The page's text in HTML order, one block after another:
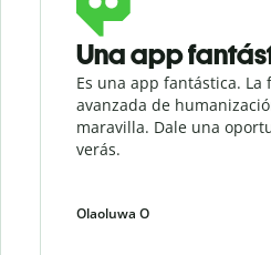
Una app
Es una app fantástica.
avanzada de
maravilla. Dale una
verás.
Olaoluwa O